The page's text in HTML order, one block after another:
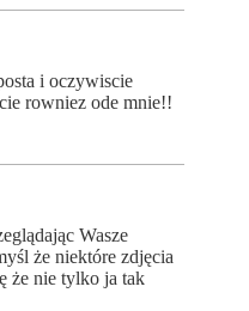
i oczywiscie
rowniez ode mnie!!
Wasze
że niektóre zdjęcia
że nie tylko ja tak